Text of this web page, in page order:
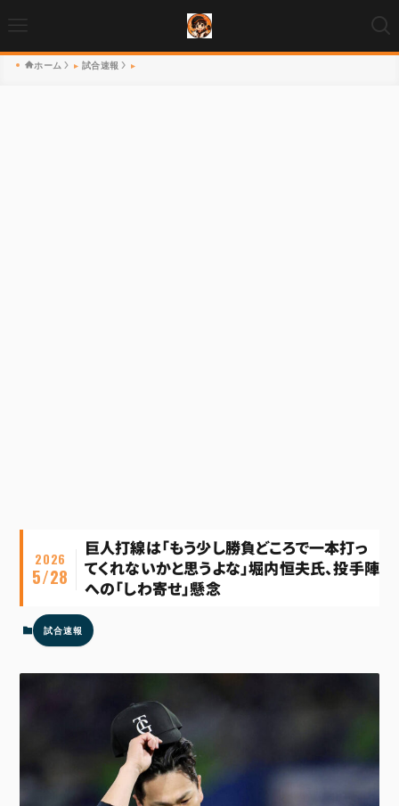
ホーム 試合速報
巨人打線は「もう少し勝負どころで一本打っ
てくれないかと思うよな」堀内恒夫氏、投手陣
への「しわ寄せ」懸念
2026
5/28
試合速報